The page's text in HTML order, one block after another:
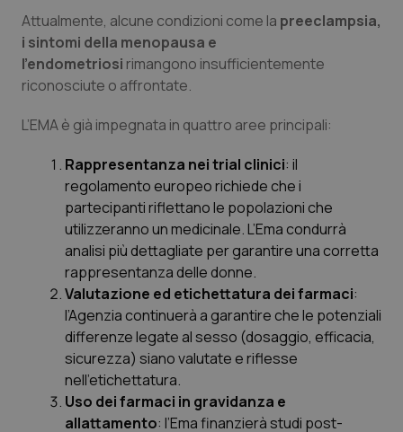
Piemonte
Provincia Autonoma di Bolzano
Sardegna
Sicilia
Toscana
Umbria
Valle D’Aosta
HIV
Infezioni & Febbre
Malattia di Crohn & Rettocolite Ulcerosa
Neuroscienze & patologie neurodegenerative
Obesità
Oftalmologia
Oncodermatologia
Attualmente, alcune condizioni come la preeclampsia,
i sintomi della menopausa e
l’endometriosi rimangono insufficientemente
riconosciute o affrontate.
L’EMA è già impegnata in quattro aree principali:
Rappresentanza nei trial clinici: il
regolamento europeo richiede che i
partecipanti riflettano le popolazioni che
utilizzeranno un medicinale. L’Ema condurrà
analisi più dettagliate per garantire una corretta
rappresentanza delle donne.
Valutazione ed etichettatura dei farmaci:
l’Agenzia continuerà a garantire che le potenziali
differenze legate al sesso (dosaggio, efficacia,
sicurezza) siano valutate e riflesse
nell’etichettatura.
Uso dei farmaci in gravidanza e
allattamento: l’Ema finanzierà studi post-